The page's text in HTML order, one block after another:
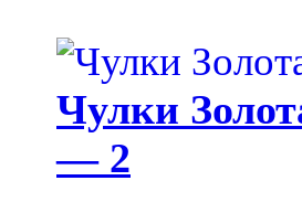
Чулки
— 2